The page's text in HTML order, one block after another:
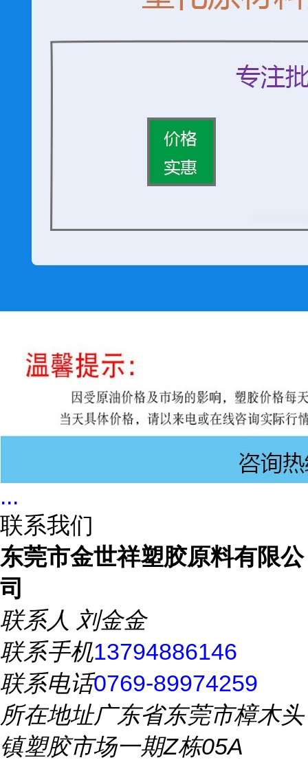
...
联系我们
东莞市金世祥塑胶原料有限公
司
联系人 刘金金
联系手机13794886146
联系电话0769-89974259
所在地址广东省东莞市樟木头
镇塑胶市场一期Z栋05A